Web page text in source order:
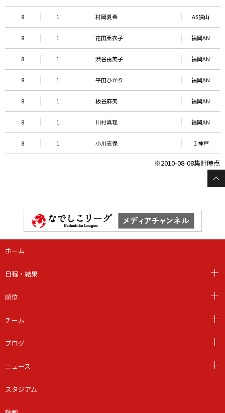
8 1 村岡夏希 AS狭山
8 1 花田亜衣子 福岡AN
8 1 渋谷由美子 福岡AN
8 1 平田ひかり 福岡AN
8 1 板谷麻美 福岡AN
8 1 川村真理 福岡AN
8 1 小川志保 Ｉ神戸
※2010-08-08集計時点
ホーム
日程・結果
順位
チーム
ブログ
ニュース
スタジアム